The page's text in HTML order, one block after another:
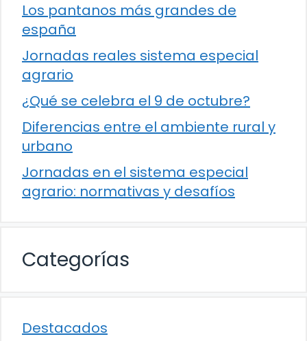
Los pantanos más grandes de
españa
Jornadas reales sistema especial
agrario
¿Qué se celebra el 9 de octubre?
Diferencias entre el ambiente rural y
urbano
Jornadas en el sistema especial
agrario: normativas y desafíos
Categorías
Destacados